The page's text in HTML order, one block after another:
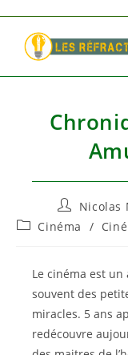
content
Auteur/
de
la
Nicolas
PostCinéma /
Le cinéma est
souvent des
miracles. 5 ans
redécouvre